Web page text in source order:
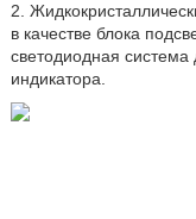
2.
в качестве блока
светодиодная система
индикатора.